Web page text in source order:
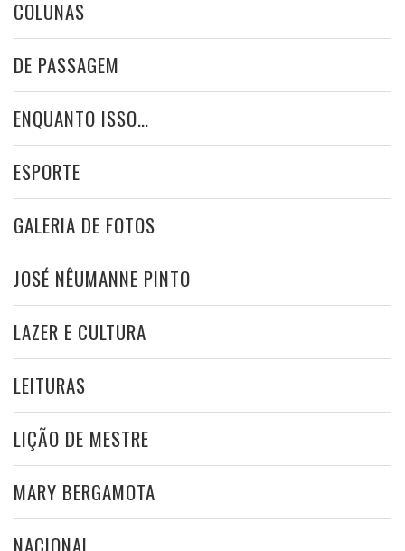
COLUNAS
DE PASSAGEM
ENQUANTO ISSO…
ESPORTE
GALERIA DE FOTOS
JOSÉ NÊUMANNE PINTO
LAZER E CULTURA
LEITURAS
LIÇÃO DE MESTRE
MARY BERGAMOTA
NACIONAL